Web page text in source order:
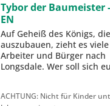
Tybor der Baumeister
EN
Auf Geheiß des Königs,
auszubauen, zieht es viele
Arbeiter und Bürger nach
Longsdale. Wer soll sich
viele und vor allem große
ACHTUNG: Nicht für Kinder